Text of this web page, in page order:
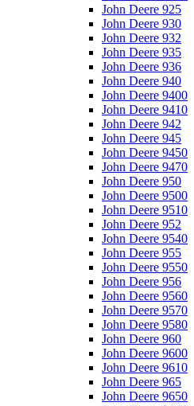
John Deere 925
John Deere 930
John Deere 932
John Deere 935
John Deere 936
John Deere 940
John Deere 9400
John Deere 9410
John Deere 942
John Deere 945
John Deere 9450
John Deere 9470
John Deere 950
John Deere 9500
John Deere 9510
John Deere 952
John Deere 9540
John Deere 955
John Deere 9550
John Deere 956
John Deere 9560
John Deere 9570
John Deere 9580
John Deere 960
John Deere 9600
John Deere 9610
John Deere 965
John Deere 9650